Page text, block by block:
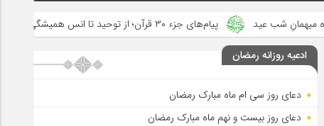
پیام‌های جزء ۳۰ قرآن؛ از توحید تا انس همیشگی با قرآن
ادعیه روزانه رمضان
دعای روز سی ام ماه مبارک رمضان
دعای روز بیست و نهم ماه مبارک رمضان